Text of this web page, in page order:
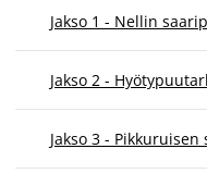
Jakso 1 - Nellin
Jakso 2 -
Jakso 3 -